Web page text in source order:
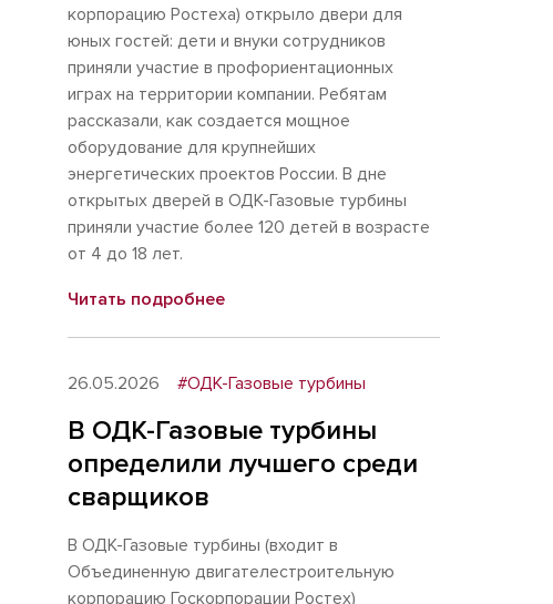
корпорацию Ростеха) открыло двери для
юных гостей: дети и внуки сотрудников
приняли участие в профориентационных
играх на территории компании. Ребятам
рассказали, как создается мощное
оборудование для крупнейших
энергетических проектов России. В дне
открытых дверей в ОДК-Газовые турбины
приняли участие более 120 детей в возрасте
от 4 до 18 лет.
Читать подробнее
26.05.2026 #ОДК-Газовые турбины
В ОДК-Газовые турбины
определили лучшего среди
сварщиков
В ОДК-Газовые турбины (входит в
Объединенную двигателестроительную
корпорацию Госкорпорации Ростех)